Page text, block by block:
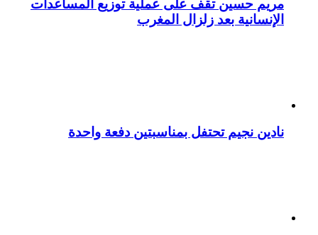
مريم حسين تقف على عملية توزيع المساعدات
الإنسانية بعد زلزال المغرب
نادين نجيم تحتفل بمناسبتين دفعة واحدة